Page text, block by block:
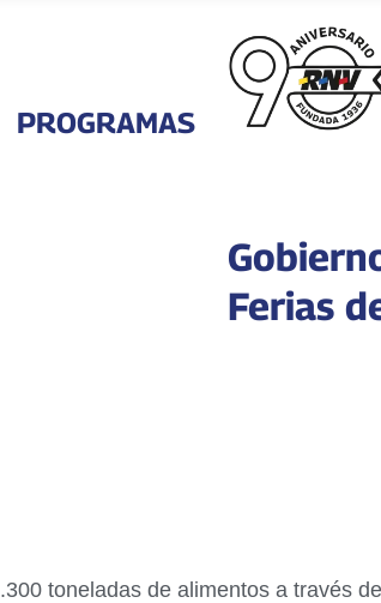
PROGRAMAS
Ferias
toneladas de alimentos a través